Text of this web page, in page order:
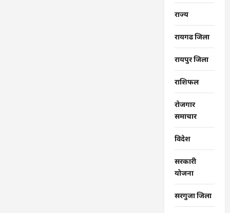
राज्‍य
रायगढ जिला
रायपुर जिला
राशिफल
रोजगार
समाचार
विदेश
सरकारी
योजना
सरगुजा जिला